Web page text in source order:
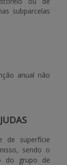
subparcelas
anual não
de superfície
sendo o
do grupo de